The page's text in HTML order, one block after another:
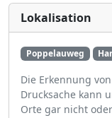
Lokalisation
Poppelauweg
Die Erkennung
Drucksache kann
Orte gar nicht